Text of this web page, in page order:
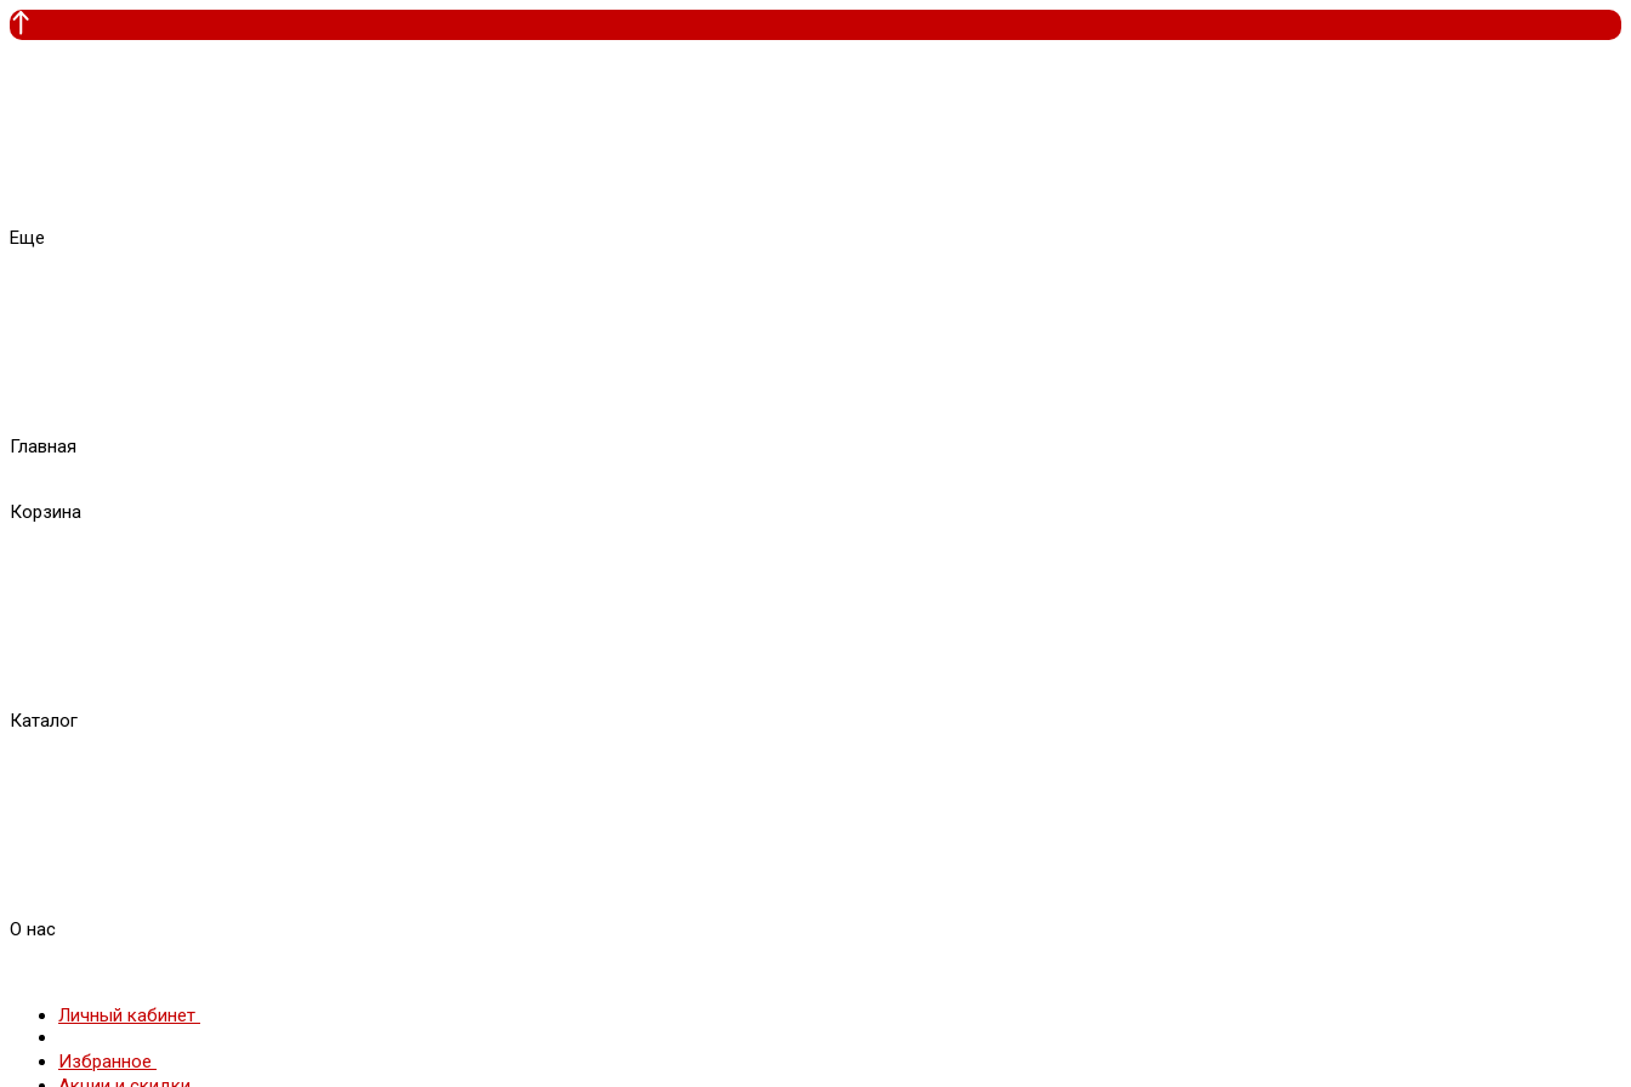
Еще
Главная
Корзина
Каталог
О нас
Личный кабинет
Избранное